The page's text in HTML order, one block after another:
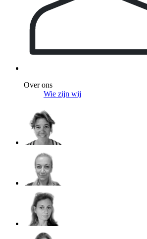
Over ons
Wie zijn wij